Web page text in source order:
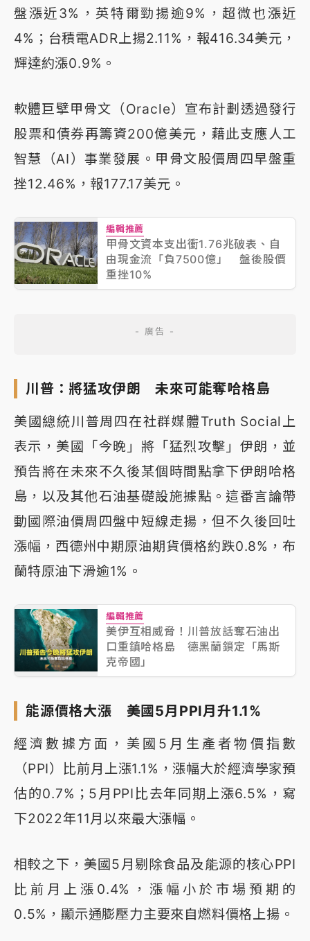
盤漲近3%，英特爾勁揚逾9%，超微也漲近
4%；台積電ADR上揚2.11%，報416.34美元，
輝達約漲0.9%。
軟體巨擘甲骨文（Oracle）宣布計劃透過發行
股票和債券再籌資200億美元，藉此支應人工
智慧（AI）事業發展。甲骨文股價周四早盤重
挫12.46%，報177.17美元。
編輯推薦
甲骨文資本支出衝1.76兆破表、自
由現金流「負7500億」 盤後股價
重挫10%
川普：將猛攻伊朗 未來可能奪哈格島
美國總統川普周四在社群媒體Truth Social上
表示，美國「今晚」將「猛烈攻擊」伊朗，並
預告將在未來不久後某個時間點拿下伊朗哈格
島，以及其他石油基礎設施據點。這番言論帶
動國際油價周四盤中短線走揚，但不久後回吐
漲幅，西德州中期原油期貨價格約跌0.8%，布
蘭特原油下滑逾1%。
編輯推薦
美伊互相威脅！川普放話奪石油出
口重鎮哈格島 德黑蘭鎖定「馬斯
克帝國」
能源價格大漲 美國5月PPI月升1.1%
經濟數據方面，美國5月生產者物價指數
（PPI）比前月上漲1.1%，漲幅大於經濟學家預
估的0.7%；5月PPI比去年同期上漲6.5%，寫
下2022年11月以來最大漲幅。
相較之下，美國5月剔除食品及能源的核心PPI
比前月上漲0.4%，漲幅小於市場預期的
0.5%，顯示通膨壓力主要來自燃料價格上揚。